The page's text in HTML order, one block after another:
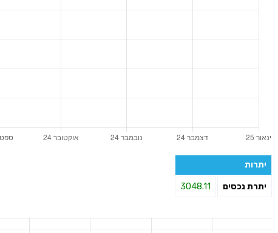
יתרות
יתרת נכסים 3048.11